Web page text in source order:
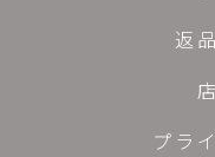
返
プラ